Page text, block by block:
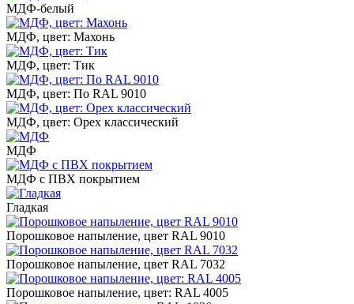
МДФ-белый
МДФ, цвет: Махонь
МДФ, цвет: Тик
МДФ, цвет: По RAL 9010
МДФ, цвет: Орех классический
МДФ
МДФ с ПВХ покрытием
Гладкая
Порошковое напыление, цвет RAL 9010
Порошковое напыление, цвет RAL 7032
Порошковое напыление, цвет: RAL 4005